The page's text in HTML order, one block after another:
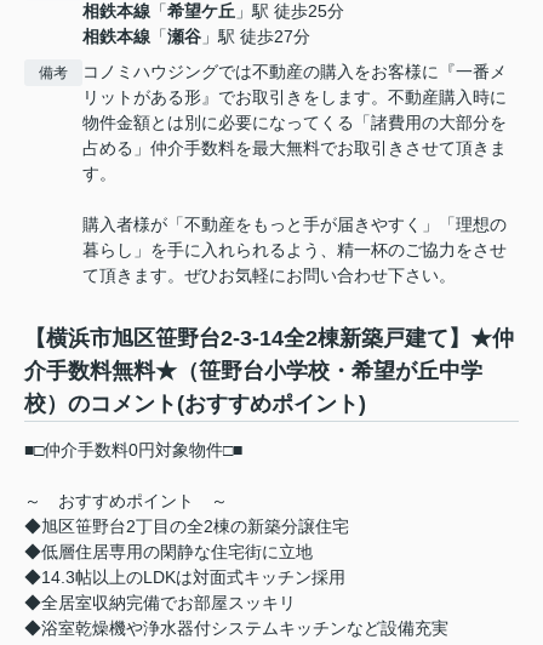
相鉄本線 「希望ケ丘 」駅 徒歩25分
相鉄本線 「瀬谷 」駅 徒歩27分
備考
コノミハウジングでは不動産の購入をお客様に『一番メ
リットがある形』でお取引きをします。不動産購入時に
物件金額とは別に必要になってくる「諸費用の大部分を
占める」仲介手数料を最大無料でお取引きさせて頂きま
す。
購入者様が「不動産をもっと手が届きやすく」「理想の
暮らし」を手に入れられるよう、精一杯のご協力をさせ
て頂きます。ぜひお気軽にお問い合わせ下さい。
【横浜市旭区笹野台2-3-14全2棟新築戸建て】★仲
介手数料無料★（笹野台小学校・希望が丘中学
校）のコメント(おすすめポイント)
■□仲介手数料0円対象物件□■
～ おすすめポイント ～
◆旭区笹野台2丁目の全2棟の新築分譲住宅
◆低層住居専用の閑静な住宅街に立地
◆14.3帖以上のLDKは対面式キッチン採用
◆全居室収納完備でお部屋スッキリ
◆浴室乾燥機や浄水器付システムキッチンなど設備充実